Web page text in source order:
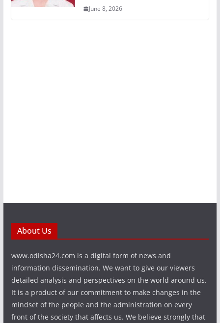
June 8, 2026
About Us
www.odisha24.com is a digital form of news and
information dissemination. We want to give our viewers
detailed analysis and perspectives on the world around us.
It is a product of our commitment to make changes in the
mindset of the people and the administration on every
front of the society that affects us. We believe strongly that